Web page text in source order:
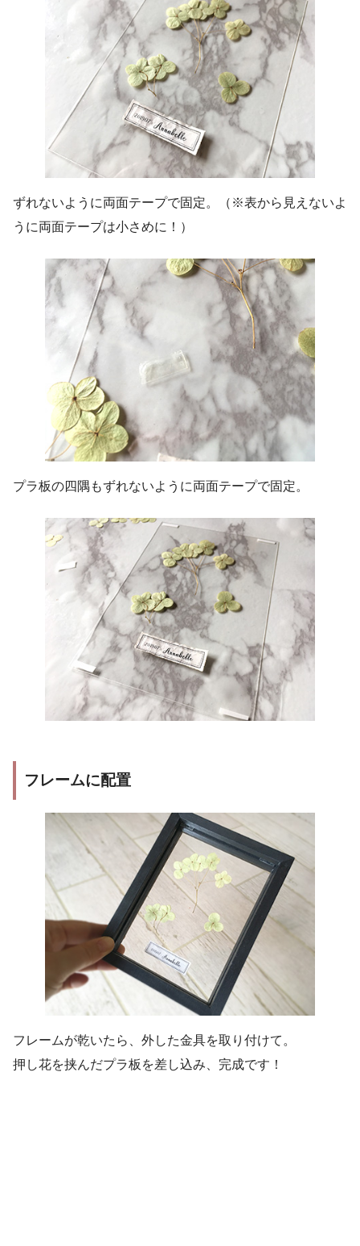
ずれないように両面テープで固定。（※表から見えないよ
うに両面テープは小さめに！）
プラ板の四隅もずれないように両面テープで固定。
フレームに配置
フレームが乾いたら、外した金具を取り付けて。
押し花を挟んだプラ板を差し込み、完成です！